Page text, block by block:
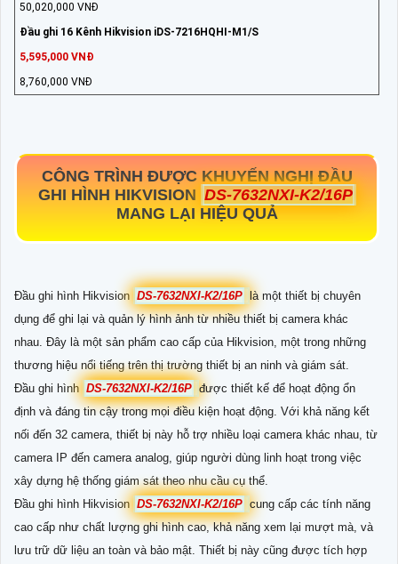
50,020,000 VNĐ
Đầu ghi 16 Kênh Hikvision iDS-7216HQHI-M1/S
5,595,000 VNĐ
8,760,000 VNĐ
CÔNG TRÌNH ĐƯỢC KHUYẾN NGHỊ ĐẦU
GHI HÌNH HIKVISION DS-7632NXI-K2/16P
MANG LẠI HIỆU QUẢ
Đầu ghi hình Hikvision DS-7632NXI-K2/16P
là một thiết bị chuyên
dụng để ghi lại và quản lý hình ảnh từ nhiều thiết bị camera khác
nhau. Đây là một sản phẩm cao cấp của Hikvision, một trong những
thương hiệu nổi tiếng trên thị trường thiết bị an ninh và giám sát.
Đầu ghi hình DS-7632NXI-K2/16P được thiết kế để hoạt động ổn
định và đáng tin cậy trong mọi điều kiện hoạt động. Với khả năng kết
nối đến 32 camera, thiết bị này hỗ trợ nhiều loại camera khác nhau, từ
camera IP đến camera analog, giúp người dùng linh hoạt trong việc
xây dựng hệ thống giám sát theo nhu cầu cụ thể.
Đầu ghi hình Hikvision DS-7632NXI-K2/16P cung cấp các tính năng
cao cấp như chất lượng ghi hình cao, khả năng xem lại mượt mà, và
lưu trữ dữ liệu an toàn và bảo mật. Thiết bị này cũng được tích hợp